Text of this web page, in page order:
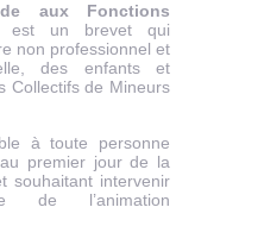
aux Fonctions
est un brevet qui
non professionnel et
des enfants et
Collectifs de Mineurs
à toute personne
premier jour de la
souhaitant intervenir
de l’animation